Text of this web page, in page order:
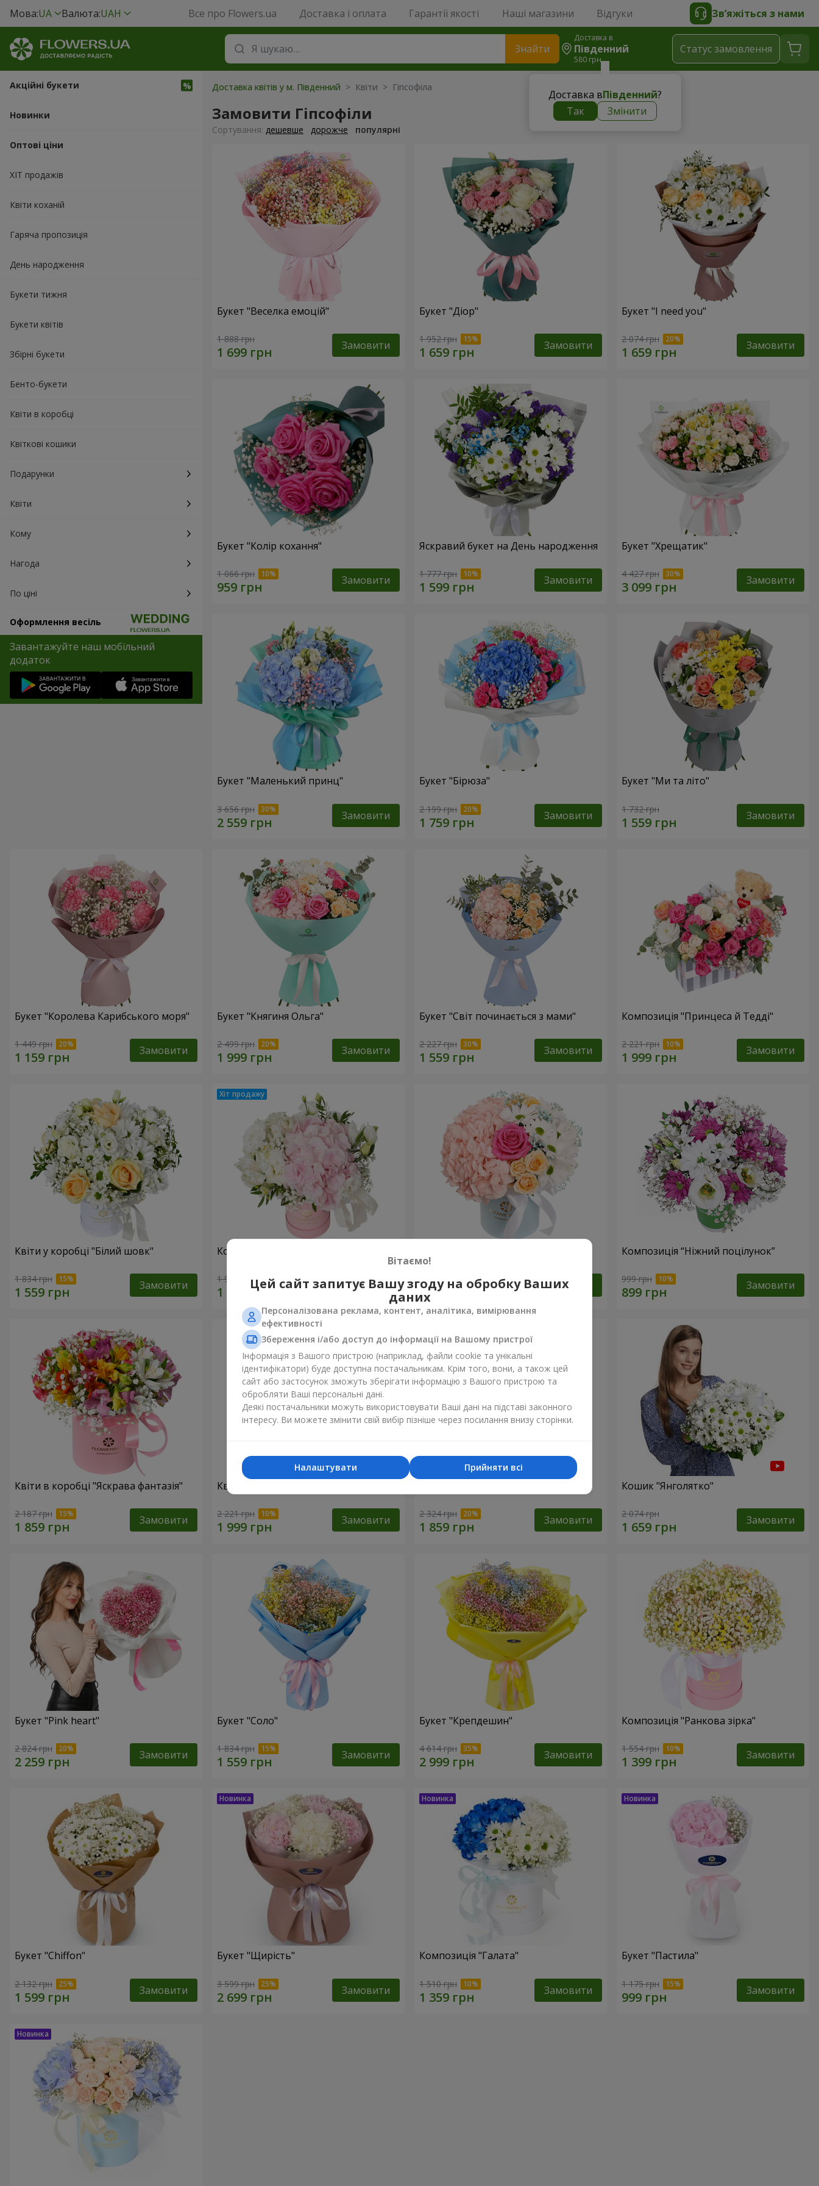
Мова:UA Валюта:UAH Все про Flowers.ua Доставка і оплата Гарантії якості Наші магазини Відгуки Зв’яжіться з нами
Знайти
Доставка в
Південний
580 грн
Доставка вПівденний?
Так
Змінити
Статус замовлення
Акційні букети
Новинки
Оптові ціни
ХІТ продажів
Квіти коханій
Гаряча пропозиція
День народження
Букети тижня
Букети квітів
Збірні букети
Бенто-букети
Квіти в коробці
Квіткові кошики
Подарунки
Квіти
Кому
Нагода
По ціні
Оформлення весіль
Завантажуйте наш мобільний
додаток
Доставка квітів у м. Південний > Квіти > Гіпсофіла
Замовити Гіпсофіли
Сортування: дешевше дорожче популярні
Букет "Веселка емоцій"
1 888 грн Замовити
Букет "Діор"
1 952 грн Замовити
Букет "I need you"
2 074 грн Замовити
Букет "Колір кохання"
1 066 грн Замовити
Яскравий букет на День народження
1 777 грн Замовити
Букет "Хрещатик"
4 427 грн Замовити
Букет "Маленький принц"
3 656 грн Замовити
Букет "Бірюза"
2 199 грн Замовити
Букет "Ми та літо"
1 732 грн Замовити
Букет "Королева Карибського моря"
1 449 грн Замовити
Букет "Княгиня Ольга"
2 499 грн Замовити
Букет "Світ починається з мами"
2 227 грн Замовити
Композиція "Принцеса й Тедді"
2 221 грн Замовити
Квіти у коробці "Білий шовк"
1 834 грн Замовити
Композиція "Ніжний дотик"
1 954 грн Замовити 1 716 грн Замовити
Композиція “Ніжний поцілунок”
999 грн Замовити
Квіти в коробці "Яскрава фантазія"
2 187 грн Замовити
Квіти в коробці "Соломія"
2 221 грн Замовити 2 324 грн Замовити
Кошик "Янголятко"
2 074 грн Замовити
Букет "Pink heart"
2 824 грн Замовити
Букет "Соло"
1 834 грн Замовити
Букет "Крепдешин"
4 614 грн Замовити
Композиція "Ранкова зірка"
1 554 грн Замовити
Букет "Chiffon"
2 132 грн Замовити
Букет "Щирість"
3 599 грн Замовити
Композиція "Галата"
1 510 грн Замовити
Букет "Пастила"
1 175 грн Замовити
Вітаємо!
Цей сайт запитує Вашу згоду на обробку Ваших
даних
Персоналізована реклама, контент, аналітика, вимірювання
ефективності
Збереження і/або доступ до інформації на Вашому пристрої
Інформація з Вашого пристрою (наприклад, файли cookie та унікальні
ідентифікатори) буде доступна постачальникам. Крім того, вони, а також цей
сайт або застосунок зможуть зберігати інформацію з Вашого пристрою та
обробляти Ваші персональні дані.
Деякі постачальники можуть використовувати Ваші дані на підставі законного
інтересу. Ви можете змінити свій вибір пізніше через посилання внизу сторінки.
Прийняти всі
Налаштувати